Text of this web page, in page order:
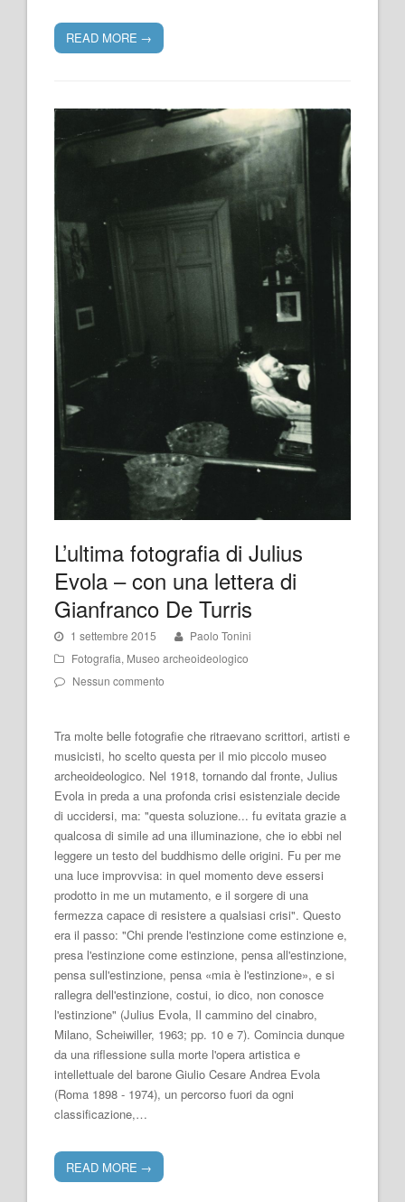
READ MORE →
L’ultima fotografia di Julius
Evola – con una lettera di
Gianfranco De Turris
1 settembre 2015
Paolo Tonini
Fotografia, Museo archeoideologico
Nessun commento
Tra molte belle fotografie che ritraevano scrittori, artisti e
musicisti, ho scelto questa per il mio piccolo museo
archeoideologico. Nel 1918, tornando dal fronte, Julius
Evola in preda a una profonda crisi esistenziale decide
di uccidersi, ma: "questa soluzione... fu evitata grazie a
qualcosa di simile ad una illuminazione, che io ebbi nel
leggere un testo del buddhismo delle origini. Fu per me
una luce improvvisa: in quel momento deve essersi
prodotto in me un mutamento, e il sorgere di una
fermezza capace di resistere a qualsiasi crisi". Questo
era il passo: "Chi prende l'estinzione come estinzione e,
presa l'estinzione come estinzione, pensa all'estinzione,
pensa sull'estinzione, pensa «mia è l'estinzione», e si
rallegra dell'estinzione, costui, io dico, non conosce
l'estinzione" (Julius Evola, Il cammino del cinabro,
Milano, Scheiwiller, 1963; pp. 10 e 7). Comincia dunque
da una riflessione sulla morte l'opera artistica e
intellettuale del barone Giulio Cesare Andrea Evola
(Roma 1898 - 1974), un percorso fuori da ogni
classificazione,…
READ MORE →